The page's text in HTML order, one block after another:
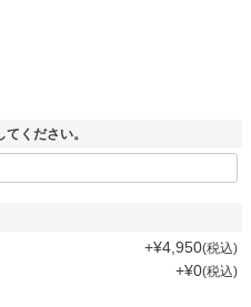
ください。
+¥4,950 税込
+¥0 税込